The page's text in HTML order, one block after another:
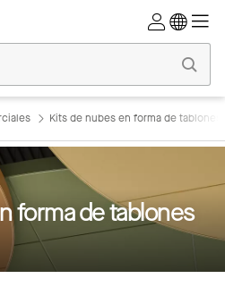
Kits de nubes en forma de tablones
forma de tablones